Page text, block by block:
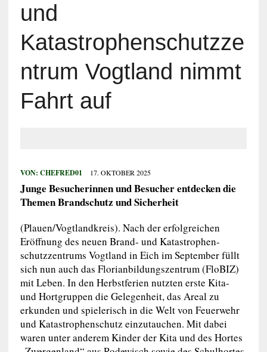
und
Katastrophenschutzze
ntrum Vogtland nimmt
Fahrt auf
VON: CHEFRED01 17. OKTOBER 2025
Junge Besucherinnen und Besucher entdecken die
Themen Brandschutz und Sicherheit
(Plauen/Vogtlandkreis). Nach der erfolgreichen
Eröffnung des neuen Brand- und Katastrophen-
schutzzentrums Vogtland in Eich im September füllt
sich nun auch das Florianbildungszentrum (FloBIZ)
mit Leben. In den Herbstferien nutzten erste Kita-
und Hortgruppen die Gelegenheit, das Areal zu
erkunden und spielerisch in die Welt von Feuerwehr
und Katastrophenschutz einzutauchen. Mit dabei
waren unter anderem Kinder der Kita und des Hortes